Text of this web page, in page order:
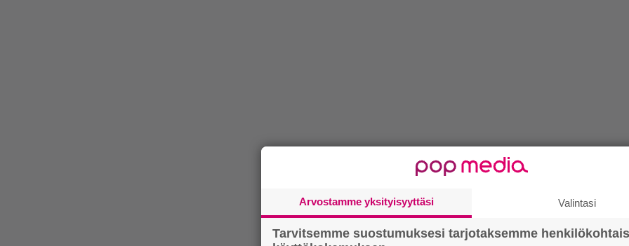
Arvostamme yksityisyyttäsi Valintasi
Tarvitsemme suostumuksesi tarjotaksemme